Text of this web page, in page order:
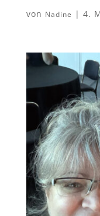
von Nadine | 4.